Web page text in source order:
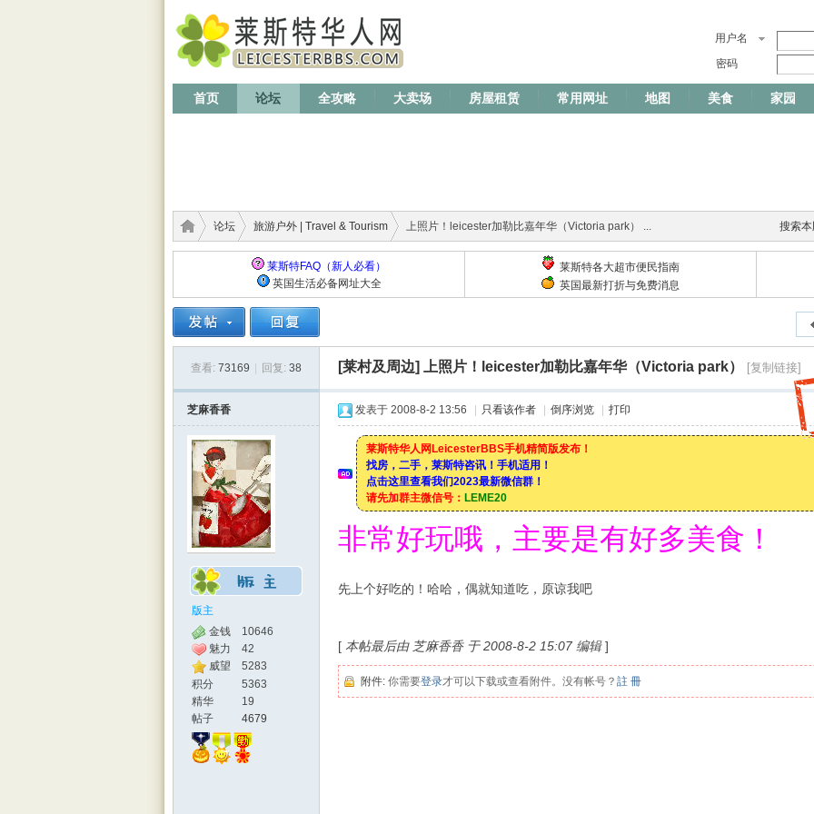
用户名
密码
首页 论坛 全攻略 大卖场 房屋租赁 常用网址 地图 美食 家园
搜索
人网
论坛 旅游户外 | Travel & Tourism 上照片！leicester加勒比嘉年华（Victoria park） ...
莱斯特FAQ（新人必看）
英国生活必备网址大全
莱斯特各大超市便民指南
英国最新打折与免费消息
查看: 73169 回复: 38 [莱村及周边] 上照片！leicester加勒比嘉年华（Victoria park） [复制链接]
芝麻香香
版主
金钱
10646
魅力
42
威望
5283
积分
5363
精华
19
帖子
4679
发表于 2008-8-2 13:56 只看该作者 倒序浏览 打印
莱斯特华人网LeicesterBBS手机精简版发布！
找房，二手，莱斯特咨讯！手机适用！
点击这里查看我们2023最新微信群！
请先加群主微信号： LEME20
非常好玩哦，主要是有好多美食！
先上个好吃的！哈哈，偶就知道吃，原谅我吧
[ 本帖最后由 芝麻香香 于 2008-8-2 15:07 编辑]
附件: 你需要登录才可以下载或查看附件。没有帐号？ 註 冊